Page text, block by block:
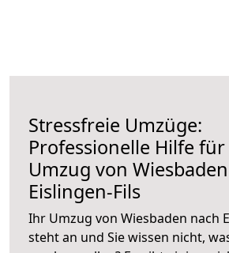
Stressfreie Umzüge:
Professionelle Hilfe
Umzug von
Eislingen-Fils
Ihr Umzug von Wiesbaden nach
steht an und Sie wissen nicht,